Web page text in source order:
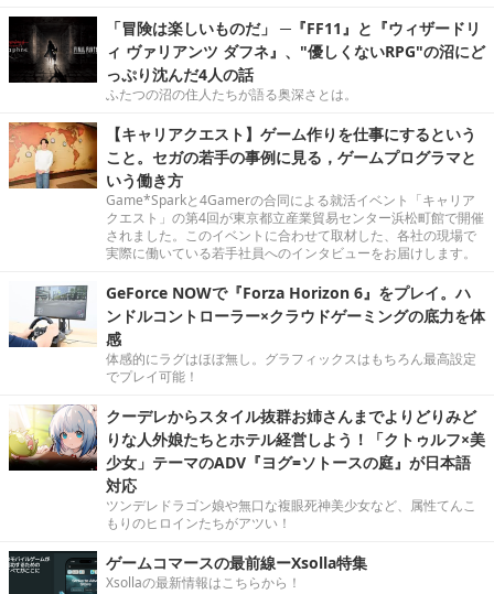
「冒険は楽しいものだ」 ─『FF11』と『ウィザードリ
ィ ヴァリアンツ ダフネ』、"優しくないRPG"の沼にど
っぷり沈んだ4人の話
ふたつの沼の住人たちが語る奥深さとは。
【キャリアクエスト】ゲーム作りを仕事にするという
こと。セガの若手の事例に見る，ゲームプログラマと
いう働き方
Game*Sparkと4Gamerの合同による就活イベント「キャリア
クエスト」の第4回が東京都立産業貿易センター浜松町館で開催
されました。このイベントに合わせて取材した、各社の現場で
実際に働いている若手社員へのインタビューをお届けします。
GeForce NOWで『Forza Horizon 6』をプレイ。ハ
ンドルコントローラー×クラウドゲーミングの底力を体
感
体感的にラグはほぼ無し。グラフィックスはもちろん最高設定
でプレイ可能！
クーデレからスタイル抜群お姉さんまでよりどりみど
りな人外娘たちとホテル経営しよう！「クトゥルフ×美
少女」テーマのADV『ヨグ=ソトースの庭』が日本語
対応
ツンデレドラゴン娘や無口な複眼死神美少女など、属性てんこ
もりのヒロインたちがアツい！
ゲームコマースの最前線ーXsolla特集
Xsollaの最新情報はこちらから！